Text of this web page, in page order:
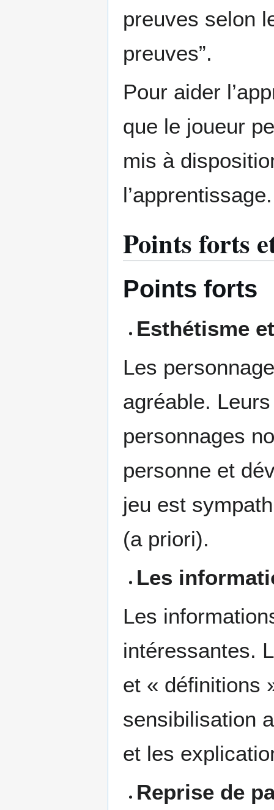
preuves selon
preuves”.
Pour aider
que le joueur
mis à
l’apprentissage.
Points forts
Points forts
Esthétisme
Les
agréable.
personnages
personne et
jeu est
(a priori).
Les
Les
intéressantes.
et « définitions
sensibilisation
et les
Reprise de